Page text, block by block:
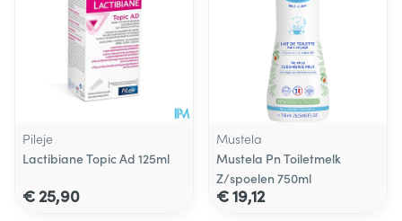
Pileje
Lactibiane Topic Ad 125ml
€ 25,90
Mustela
Mustela Pn Toiletmelk
Z/spoelen 750ml
€ 19,12